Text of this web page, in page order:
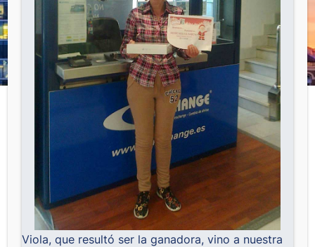
Viola, que resultó ser la ganadora, vino a nuestra